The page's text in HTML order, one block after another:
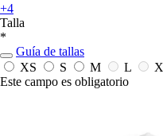
+4
Talla
*
Guía de tallas
XS
S M L
Este campo es obligatorio